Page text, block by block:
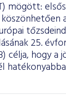
mögött:
25.
célja, hogy a